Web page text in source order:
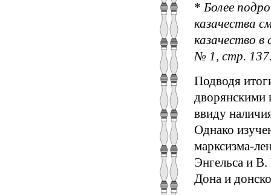
*Более
казачества
казачество
№ 1, стр.
Подводя
дворянскими
ввиду
Однако
марксизма-
Энгельса и
Дона и